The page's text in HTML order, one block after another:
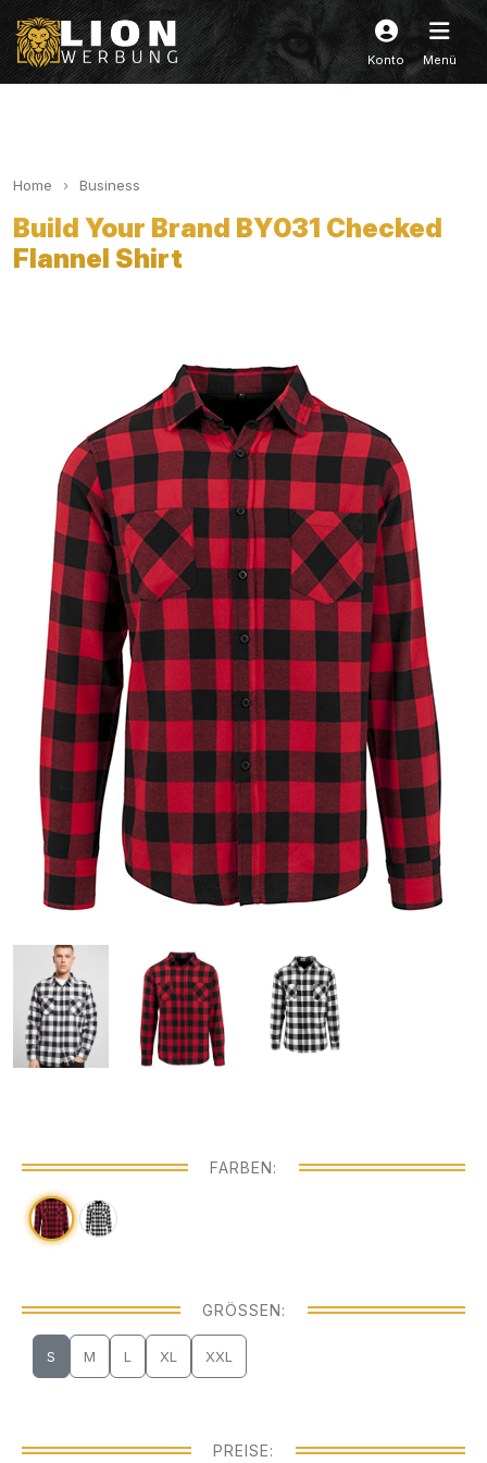
Konto Menü
Home Business
Build Your Brand BY031 Checked
Flannel Shirt
FARBEN:
GRÖSSEN:
S M L XL XXL
PREISE: